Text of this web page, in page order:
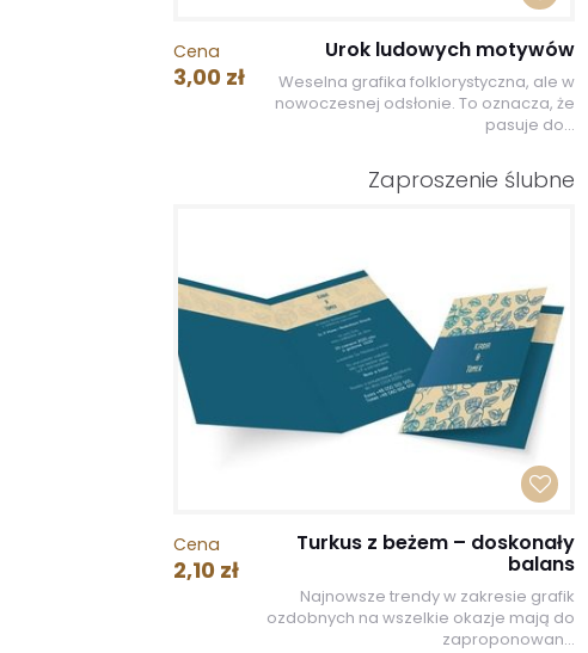
Cena
3,00 zł
Urok ludowych motywów
Weselna grafika folklorystyczna, ale w
nowoczesnej odsłonie. To oznacza, że
pasuje do...
Zaproszenie ślubne
Cena
2,10 zł
Turkus z beżem – doskonały
balans
Najnowsze trendy w zakresie grafik
ozdobnych na wszelkie okazje mają do
zaproponowan...